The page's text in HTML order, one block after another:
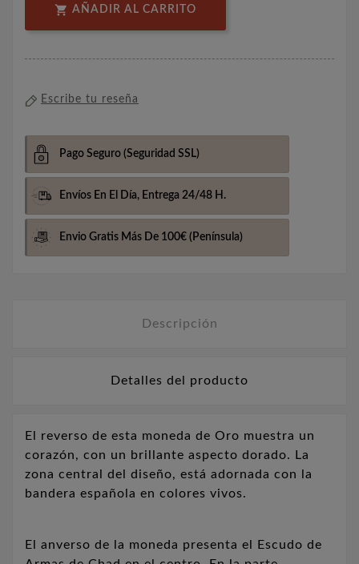
 AÑADIR AL CARRITO
Escribe tu reseña
Pago Seguro (Seguridad SSL)
Envíos En El Día, Entrega 24/48 H.
Envio Gratis Más De 100€ (Península)
Descripción
Detalles del producto
El reverso de esta moneda de Oro muestra un
corazón, con un brillante aspecto dorado. La
zona central del diseño, está adornada con la
bandera española en colores vivos.
El anverso de la moneda presenta el Escudo de